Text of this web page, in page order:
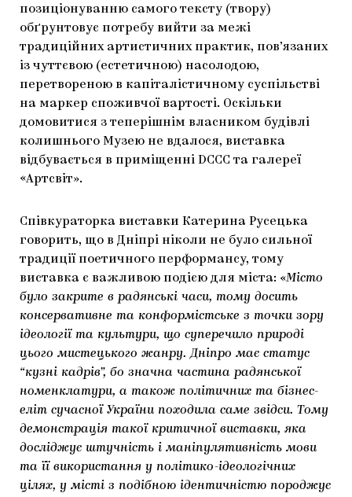
позиціонуванню самого тексту (твору)
обґрунтовує потребу вийти за межі
традиційних артистичних практик, пов’язаних
із чуттєвою (естетичною) насолодою,
перетвореною в капіталістичному суспільстві
на маркер споживчої вартості. Оскільки
домовитися з теперішнім власником будівлі
колишнього Музею не вдалося, виставка
відбувається в приміщенні DCCC та галереї
«Артсвіт».
Співкураторка виставки Катерина Русецька
говорить, що в Дніпрі ніколи не було сильної
традиції поетичного перформансу, тому
виставка є важливою подією для міста: «Місто
було закрите в радянські часи, тому досить
консервативне та конформістське з точки зору
ідеології та культури, що суперечило природі
цього мистецького жанру. Дніпро має статус
“кузні кадрів”, бо значна частина радянської
номенклатури, а також політичних та бізнес-
еліт сучасної України походила саме звідси. Тому
демонстрація такої критичної виставки, яка
досліджує штучність і маніпулятивність мови
та її використання у політико-ідеологічних
цілях, у місті з подібною ідентичністю породжує